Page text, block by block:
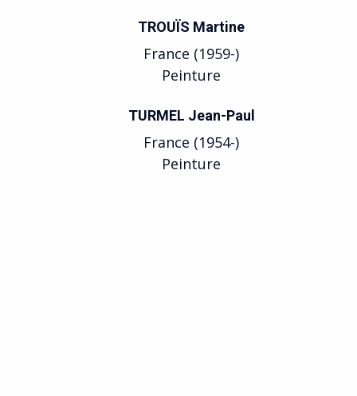
TROUÏS Martine
France (1959-)
Peinture
TURMEL Jean-Paul
France (1954-)
Peinture